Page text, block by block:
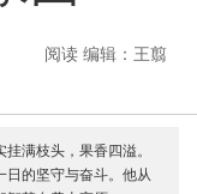
编辑：王翦
阅读
满枝头，果香四溢。
日的坚守与奋斗。他从